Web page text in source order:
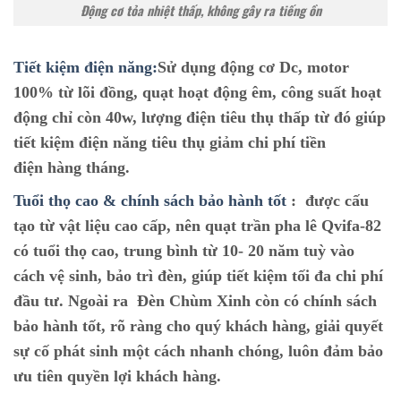
Động cơ tỏa nhiệt thấp, không gây ra tiếng ồn
Tiết kiệm điện năng:Sử dụng động cơ Dc, motor
100% từ lõi đồng, quạt hoạt động êm, công suất hoạt
động chỉ còn 40w, lượng điện tiêu thụ thấp từ đó giúp
tiết kiệm điện năng tiêu thụ giảm chi phí tiền
điện hàng tháng.
Tuổi thọ cao & chính sách bảo hành tốt : được cấu
tạo từ vật liệu cao cấp, nên quạt trần pha lê Qvifa-82
có tuổi thọ cao, trung bình từ 10- 20 năm tuỳ vào
cách vệ sinh, bảo trì đèn, giúp tiết kiệm tối đa chi phí
đầu tư. Ngoài ra Đèn Chùm Xinh còn có chính sách
bảo hành tốt, rõ ràng cho quý khách hàng, giải quyết
sự cố phát sinh một cách nhanh chóng, luôn đảm bảo
ưu tiên quyền lợi khách hàng.